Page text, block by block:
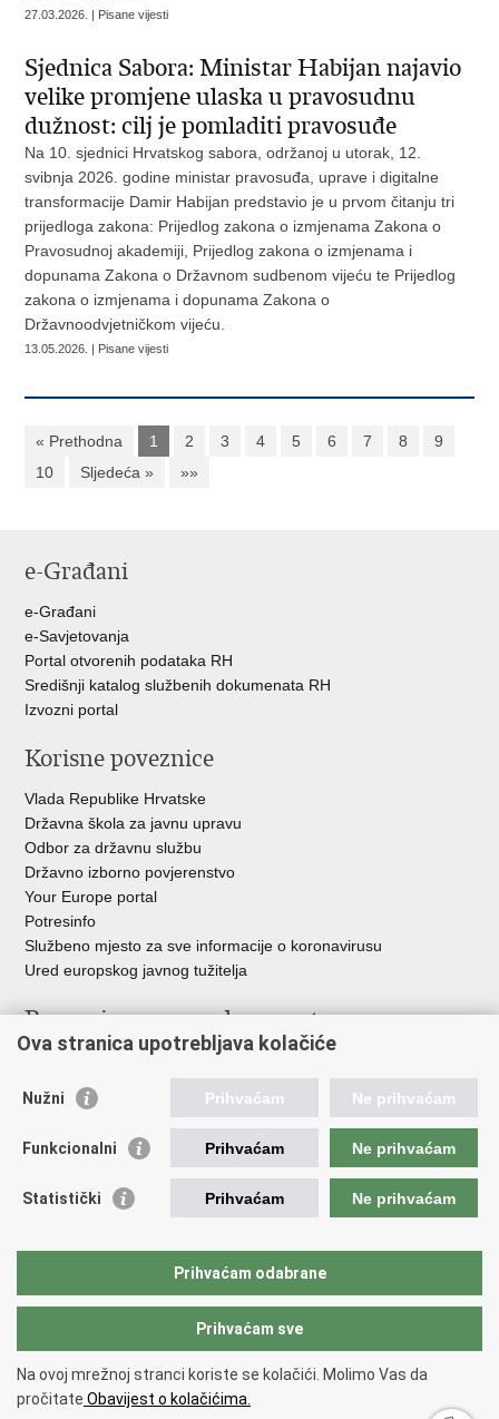
27.03.2026. | Pisane vijesti
Sjednica Sabora: Ministar Habijan najavio
velike promjene ulaska u pravosudnu
dužnost: cilj je pomladiti pravosuđe
Na 10. sjednici Hrvatskog sabora, održanoj u utorak, 12.
svibnja 2026. godine ministar pravosuđa, uprave i digitalne
transformacije Damir Habijan predstavio je u prvom čitanju tri
prijedloga zakona: Prijedlog zakona o izmjenama Zakona o
Pravosudnoj akademiji, Prijedlog zakona o izmjenama i
dopunama Zakona o Državnom sudbenom vijeću te Prijedlog
zakona o izmjenama i dopunama Zakona o
Državnoodvjetničkom vijeću.
13.05.2026. | Pisane vijesti
« Prethodna 1 2 3 4 5 6 7 8
9
10
Sljedeća » »»
e-Građani
e-Građani
e-Savjetovanja
Portal otvorenih podataka RH
Središnji katalog službenih dokumenata RH
Izvozni portal
Korisne poveznice
Vlada Republike Hrvatske
Državna škola za javnu upravu
Odbor za državnu službu
Državno izborno povjerenstvo
Your Europe portal
Potresinfo
Službeno mjesto za sve informacije o koronavirusu
Ured europskog javnog tužitelja
Poveznice pravosudnog sustava
Državno odvjetništvo
Ured za suzbijanje korupcije i organiziranog kriminaliteta
Državnoodvjetničko vijeće
Hrvatska odvjetnička komora
Europski pravosudni portal
Copyright © 2026 Ministarstvo pravosuđa, uprave i digitalne
transformacije Republike Hrvatske.
pristupačnosti.
Ova stranica upotrebljava kolačiće
Nužni Prihvaćam Ne prihvaćam
Funkcionalni Prihvaćam Ne prihvaćam
Statistički Prihvaćam Ne prihvaćam
Prihvaćam odabrane
Prihvaćam sve
Na ovoj mrežnoj stranci koriste se kolačići. Molimo Vas da
pročitate Obavijest o kolačićima.